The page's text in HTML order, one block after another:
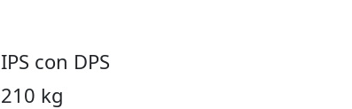
IPS con DPS
210 kg